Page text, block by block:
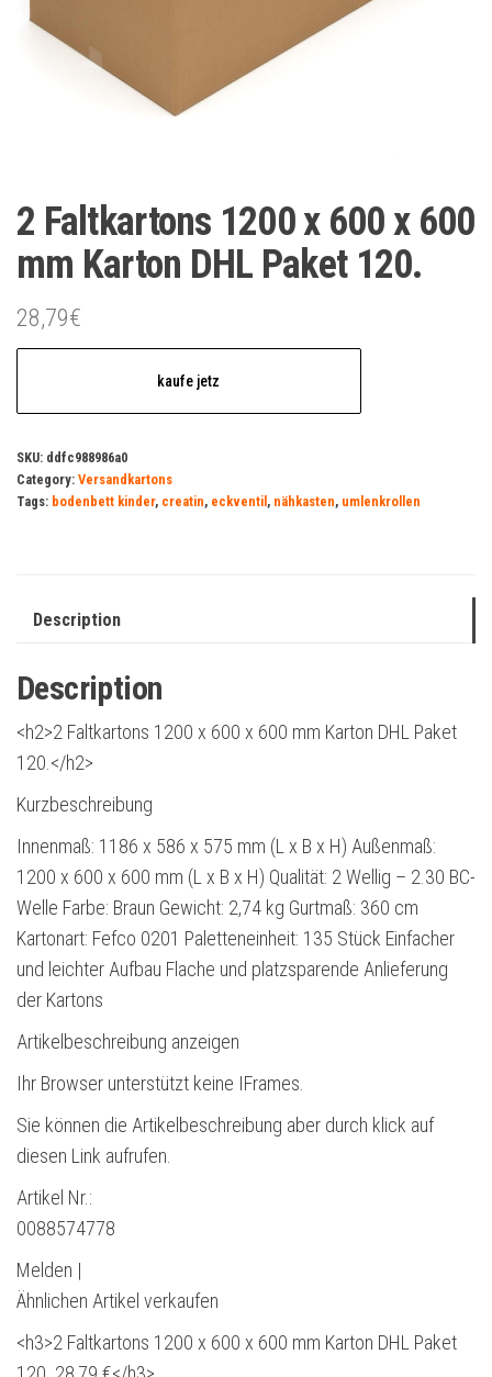
2 Faltkartons 1200 x 600 x 600
mm Karton DHL Paket 120.
28,79€
kaufe jetz
SKU: ddfc988986a0
Category: Versandkartons
Tags: bodenbett kinder, creatin, eckventil , nähkasten, umlenkrollen
Description
Description
<h2>2 Faltkartons 1200 x 600 x 600 mm Karton DHL Paket
120.</h2>
Kurzbeschreibung
Innenmaß: 1186 x 586 x 575 mm (L x B x H) Außenmaß:
1200 x 600 x 600 mm (L x B x H) Qualität: 2 Wellig – 2.30 BC-
Welle Farbe: Braun Gewicht: 2,74 kg Gurtmaß: 360 cm
Kartonart: Fefco 0201 Paletteneinheit: 135 Stück Einfacher
und leichter Aufbau Flache und platzsparende Anlieferung
der Kartons
Artikelbeschreibung anzeigen
Ihr Browser unterstützt keine IFrames.
Sie können die Artikelbeschreibung aber durch klick auf
diesen Link aufrufen.
Artikel Nr.:
0088574778
Melden |
Ähnlichen Artikel verkaufen
<h3>2 Faltkartons 1200 x 600 x 600 mm Karton DHL Paket